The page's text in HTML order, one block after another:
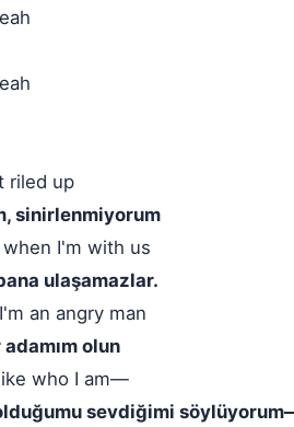
riled up
sinirlenmiyorum
I'm with us
ulaşamazlar.
an angry man
olun
who I am—
sevdiğimi